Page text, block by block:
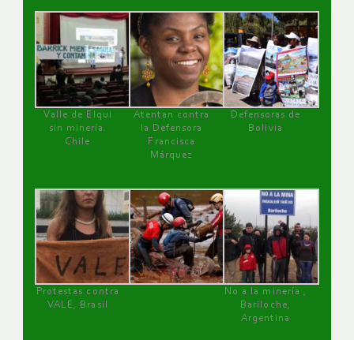
Valle de Elqui
sin minería.
Chile
Atentan contra
la Defensora
Francisca
Márquez
Defensoras de
Bolivia
Protestas contra
VALE, Brasil
No a la minería ,
Bariloche,
Argentina